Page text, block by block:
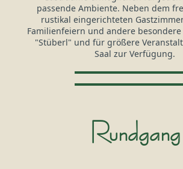
passende Ambiente. Neben dem
rustikal eingerichteten
Familienfeiern und andere besondere
"Stüberl" und für größere
Saal zur Verfügung.
Rundgang